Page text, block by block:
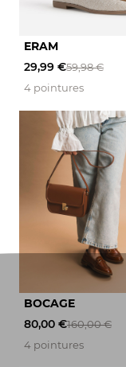
ERAM
29,99 €59,98 €
4 pointures
BOCAGE
80,00 €160,00 €
4 pointures